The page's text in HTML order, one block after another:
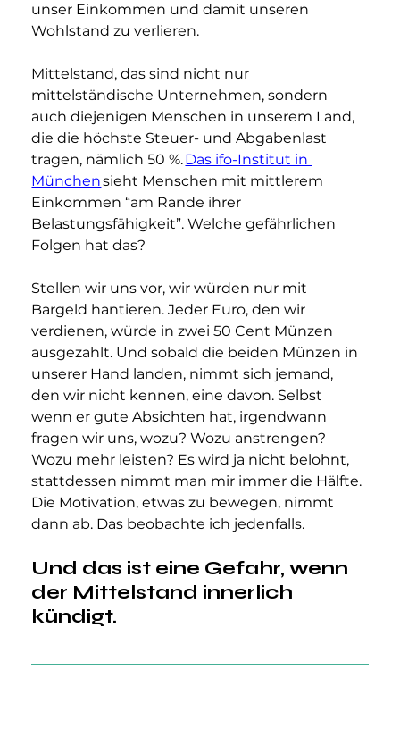
unser Einkommen und damit unseren
Wohlstand zu verlieren.
Mittelstand, das sind nicht nur
mittelständische Unternehmen, sondern
auch diejenigen Menschen in unserem Land,
die die höchste Steuer- und Abgabenlast
tragen, nämlich 50 %. Das ifo-Institut in
München sieht Menschen mit mittlerem
Einkommen “am Rande ihrer
Belastungsfähigkeit”. Welche gefährlichen
Folgen hat das?
Stellen wir uns vor, wir würden nur mit
Bargeld hantieren. Jeder Euro, den wir
verdienen, würde in zwei 50 Cent Münzen
ausgezahlt. Und sobald die beiden Münzen in
unserer Hand landen, nimmt sich jemand,
den wir nicht kennen, eine davon. Selbst
wenn er gute Absichten hat, irgendwann
fragen wir uns, wozu? Wozu anstrengen?
Wozu mehr leisten? Es wird ja nicht belohnt,
stattdessen nimmt man mir immer die Hälfte.
Die Motivation, etwas zu bewegen, nimmt
dann ab. Das beobachte ich jedenfalls.
Und das ist eine Gefahr, wenn
der Mittelstand innerlich
kündigt.